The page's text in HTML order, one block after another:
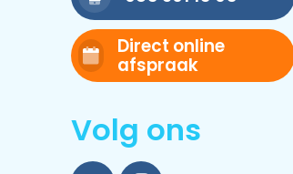
Direct online
afspraak
Volg ons